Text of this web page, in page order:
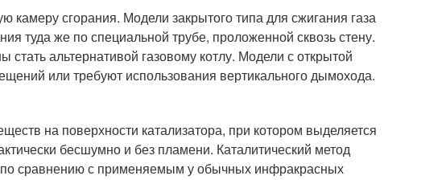
камеру сгорания. Модели закрытого типа для сжигания газа
туда же по специальной трубе, проложенной сквозь стену.
альтернативой газовому котлу. Модели с открытой
или требуют использования вертикального дымохода.
на поверхности катализатора, при котором выделяется
бесшумно и без пламени. Каталитический метод
сравнению с применяемым у обычных инфракрасных